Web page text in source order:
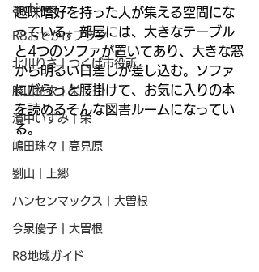
archives
R8おでかけプラン
北川りさ | つくば市役所
勝山祐衣 | 栄
濱中いずみ | 栄
嶋田珠々 | 高見原
劉山 | 上郷
ハンセンマックス | 大曽根
今泉優子 | 大曽根
R8地域ガイド
趣味嗜好を持った人が集える空間にな
っている。部屋には、大きなテーブル
と4つのソファが置いてあり、大きな窓
から明るい日差しが差し込む。ソファ
にだらっと腰掛けて、お気に入りの本
を読めるそんな図書ルームになってい
る。